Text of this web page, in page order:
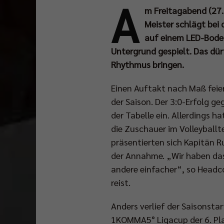
A m Freitagabend
Meister schlägt bei
auf einem LED-
Untergrund gespielt. Das
Rhythmus bringen.
Einen Auftakt nach Maß
der Saison. Der 3:0-Erfolg
der Tabelle ein. Allerdings
die Zuschauer im
präsentierten sich Kapitän
der Annahme. „Wir haben
andere einfacher“, so
reist.
Anders verlief der
1KOMMA5° Ligacup der 6.